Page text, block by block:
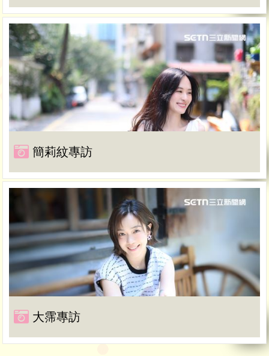
簡莉紋專訪
大霈專訪